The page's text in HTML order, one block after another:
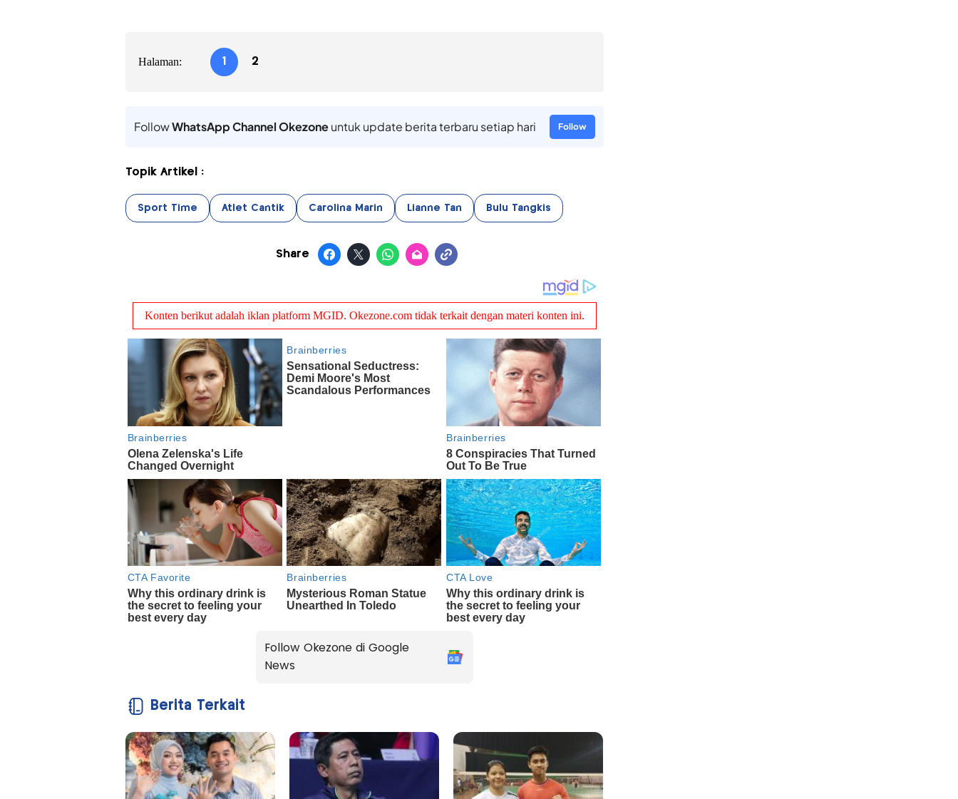
Halaman: 1 2
FollowWhatsApp Channel Okezoneuntuk update berita terbaru setiap hari Follow
Topik Artikel :
Sport Time Atlet Cantik Carolina Marin Lianne Tan Bulu Tangkis
Share
Follow Okezone di Google
News
Berita Terkait